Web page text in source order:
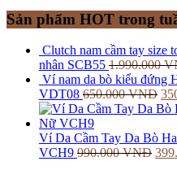
Sản phẩm HOT trong
Clutch nam cầm tay size
nhân SCB55 1.990.000
Ví nam da bò kiểu đứng
VDT08 650.000VNĐ
Ví Da Cầm Tay Da Bò
VCH9 990.000VNĐ